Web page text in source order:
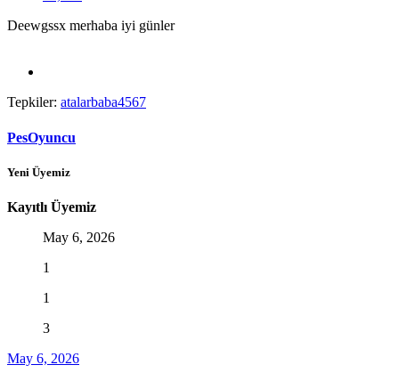
Deewgssx merhaba iyi günler
Tepkiler: atalarbaba4567
PesOyuncu
Yeni Üyemiz
Kayıtlı Üyemiz
May 6, 2026
1
1
3
May 6, 2026